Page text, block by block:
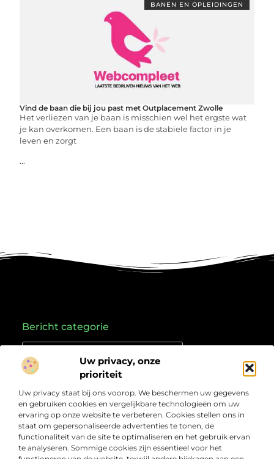
Uw privacy, onze
prioriteit
Uw privacy staat bij ons voorop. We beschermen uw gegevens
en gebruiken cookies en vergelijkbare technologieën om uw
ervaring op onze website te verbeteren. Cookies stellen ons in
staat om gepersonaliseerde advertenties te tonen, de
functionaliteit van de site te optimaliseren en het gebruik ervan
te analyseren. Sommige cookies zijn essentieel voor het
BANEN EN OPLEIDINGEN
Vind de baan die bij jou past met Outplacement Zwolle
Het verliezen van je baan is misschien wel het ergste wat
je kan overkomen. Een baan is de stabiele factor in je
leven en zorgt
...
Over
Bedrijf
“Jouw bron voor kennis, ideeën en inzichten”
Laat je inspireren door doordachte artikelen, frisse
perspectieven en praktische informatie die je verder
helpen. Welkom bij Webcompleet.nl – dé plek voor wie
Onze informatie
Bericht categorie